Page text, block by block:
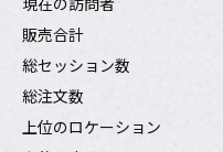
販売合計
総セッション数
総注文数
上位のロケーション